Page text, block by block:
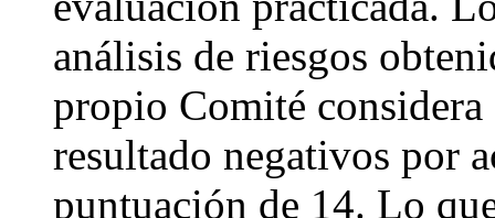
análisis de riesgos
propio Comité
resultado negativos por
puntuación de 14. Lo